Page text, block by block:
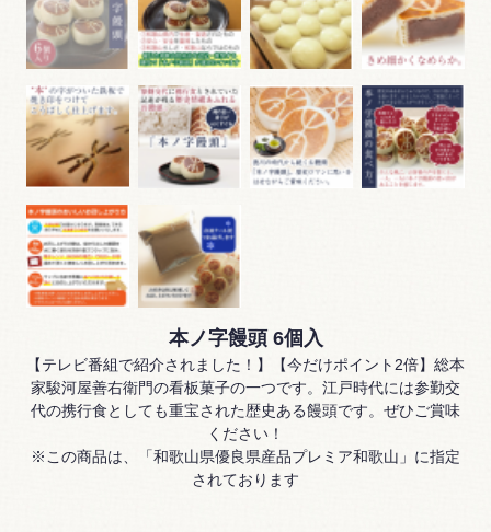
本ノ字饅頭 6個入
【テレビ番組で紹介されました！】【今だけポイント2倍】総本
家駿河屋善右衛門の看板菓子の一つです。江戸時代には参勤交
代の携行食としても重宝された歴史ある饅頭です。ぜひご賞味
ください！
※この商品は、「和歌山県優良県産品プレミア和歌山」に指定
されております